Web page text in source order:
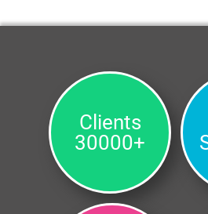
Clients
30000+